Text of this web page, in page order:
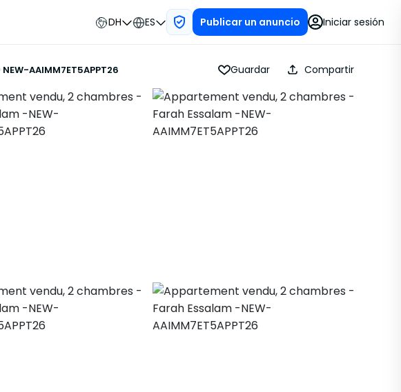
DH ES Publicar un anuncio Iniciar sesión
NEW-AAIMM7ET5APPT26 Guardar Compartir